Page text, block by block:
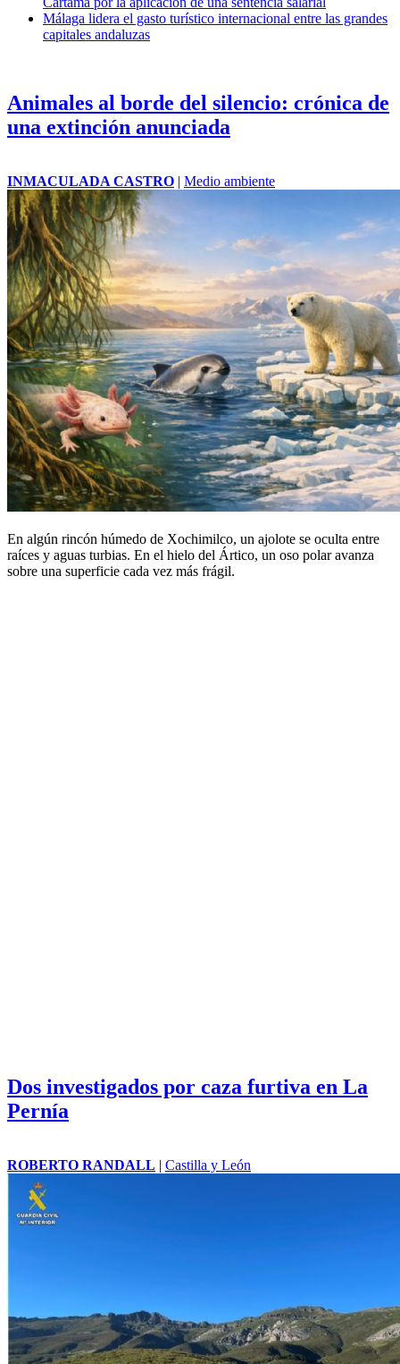
Málaga lidera el gasto turístico internacional entre las grandes
capitales andaluzas
Animales al borde del silencio: crónica de
una extinción anunciada
INMACULADA CASTRO | Medio ambiente
En algún rincón húmedo de Xochimilco, un ajolote se oculta entre
raíces y aguas turbias. En el hielo del Ártico, un oso polar avanza
sobre una superficie cada vez más frágil.
Dos investigados por caza furtiva en La
Pernía
ROBERTO RANDALL | Castilla y León